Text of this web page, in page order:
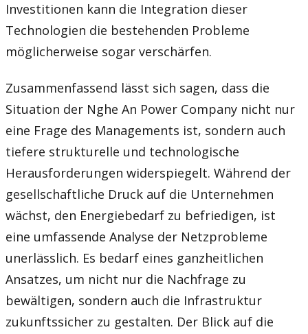
Investitionen kann die Integration dieser
Technologien die bestehenden Probleme
möglicherweise sogar verschärfen.
Zusammenfassend lässt sich sagen, dass die
Situation der Nghe An Power Company nicht nur
eine Frage des Managements ist, sondern auch
tiefere strukturelle und technologische
Herausforderungen widerspiegelt. Während der
gesellschaftliche Druck auf die Unternehmen
wächst, den Energiebedarf zu befriedigen, ist
eine umfassende Analyse der Netzprobleme
unerlässlich. Es bedarf eines ganzheitlichen
Ansatzes, um nicht nur die Nachfrage zu
bewältigen, sondern auch die Infrastruktur
zukunftssicher zu gestalten. Der Blick auf die